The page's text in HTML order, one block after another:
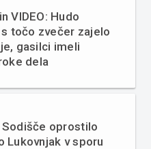
VIDEO: Hudo
točo zvečer zajelo
gasilci imeli
dela
Sodišče oprostilo
Lukovnjak v sporu